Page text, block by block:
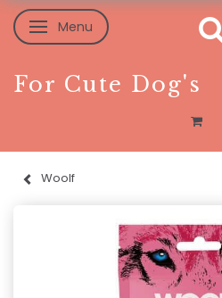
Toggle navigation
Menu
For Cute Dog's
Woolf